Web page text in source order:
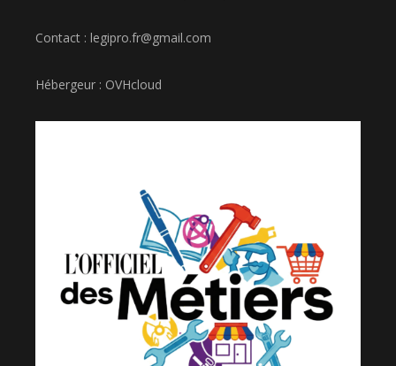
Contact : legipro.fr@gmail.com
Hébergeur : OVHcloud